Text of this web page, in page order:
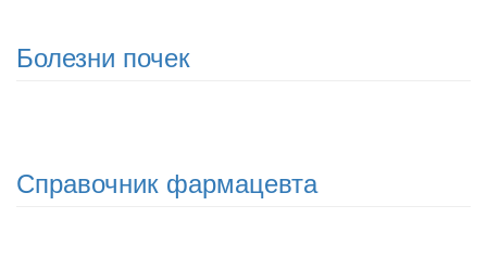
Болезни почек
Справочник фармацевта